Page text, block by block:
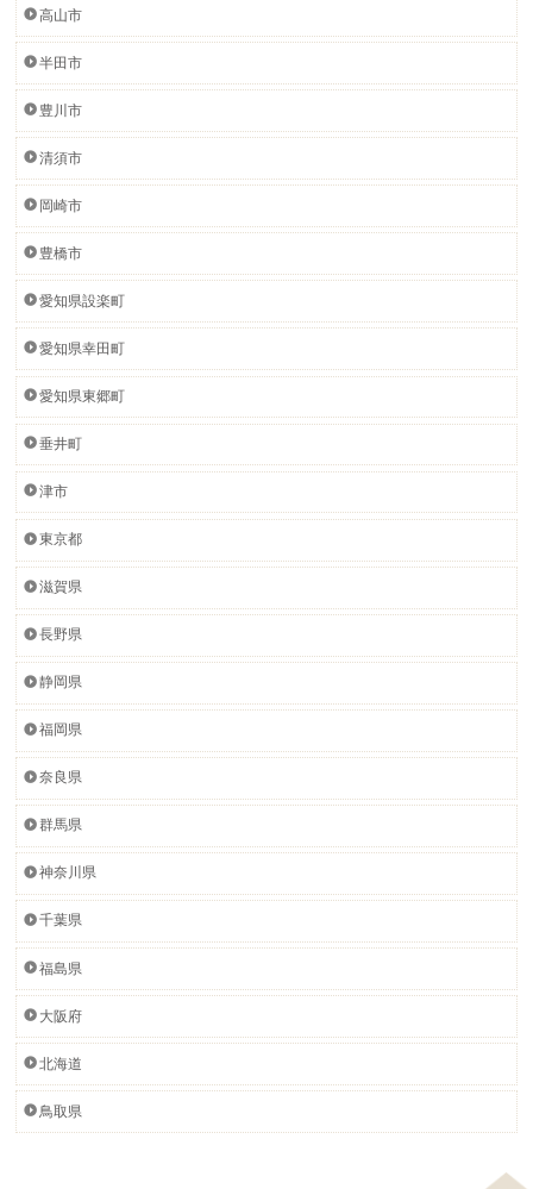
高山市
半田市
豊川市
清須市
岡崎市
豊橋市
愛知県設楽町
愛知県幸田町
愛知県東郷町
垂井町
津市
東京都
滋賀県
長野県
静岡県
福岡県
奈良県
群馬県
神奈川県
千葉県
福島県
大阪府
北海道
鳥取県